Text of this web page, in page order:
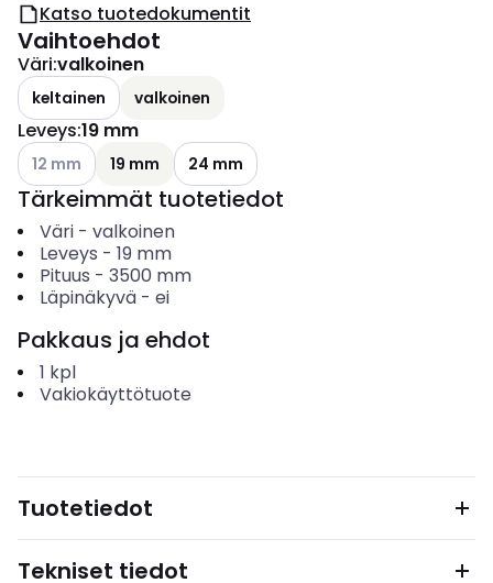
Katso tuotedokumentit
Vaihtoehdot
Väri:valkoinen
keltainen valkoinen
Leveys:19 mm
Katso käytettävissä olevat vaihtoehdot
12 mm 19 mm 24 mm
Tärkeimmät tuotetiedot
Väri- valkoinen
Leveys - 19 mm
Pituus - 3500 mm
Läpinäkyvä- ei
Pakkaus ja ehdot
1 kpl
Vakiokäyttötuote
Tuotetiedot
Tekniset tiedot